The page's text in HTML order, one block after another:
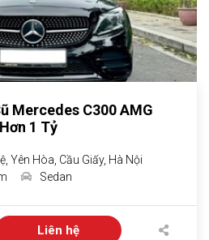
Mercedes C300 AMG
1 Tỷ
Yên Hòa, Cầu Giấy, Hà Nội
Sedan
Liên hệ